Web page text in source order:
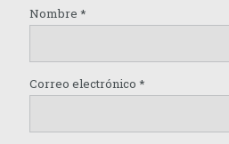
Nombre *
Correo electrónico *